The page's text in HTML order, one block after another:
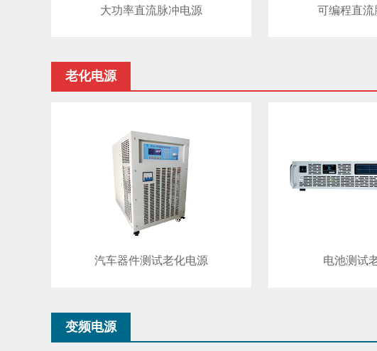
大功率直流脉冲电源 可编程直流
老化电源
汽车器件测试老化电源 电池测试
变频电源